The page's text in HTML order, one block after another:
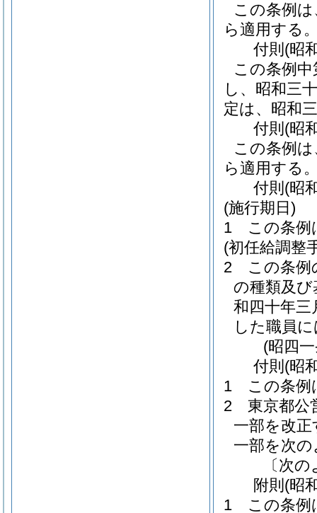
この条例
ら適用する
付則 (昭
この条例
し、昭和三
定は、昭和
付則 (昭
この条例
ら適用する
付則 (昭
(施行期日)
1
この条例
(初任給調整
2
この条例
の種類及
和四十年三
した職員
(昭四
付則 (昭
1
この条例
2
東京都公
一部を改
一部を次
〔次
附則 (昭
1
この条例